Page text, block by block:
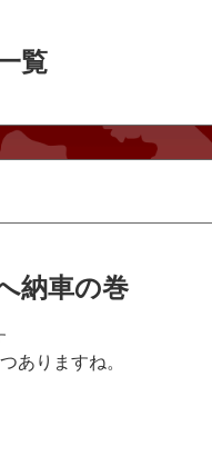
覧
納車の巻
ありますね。